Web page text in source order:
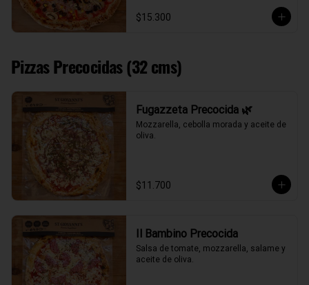
$15.300
Pizzas Precocidas (32 cms)
Fugazzeta Precocida 🌿
Mozzarella, cebolla morada y aceite de
oliva.
$11.700
Il Bambino Precocida
Salsa de tomate, mozzarella, salame y
aceite de oliva.